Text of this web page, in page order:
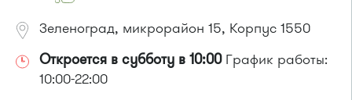
Зеленоград, микрорайон 15, Корпус 1550
Откроется в субботу в 10:00График работы:
10:00-22:00